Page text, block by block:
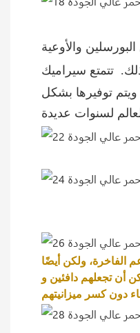
في إنتاج السيراميك، مثل أطباق البورسلين والأوعية
تتمتع سيراميك Haoxin كعلامة تجارية محلية في مقاطعة Guangdong، مع التكنولوجيا المتقدمة والمنتجات عالية الجودة والخدمة
توفيرها بشكل
أن تجعلهم دافئين و